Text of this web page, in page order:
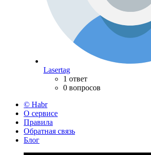
Lasertag
1 ответ
0 вопросов
© Habr
О сервисе
Правила
Обратная связь
Блог